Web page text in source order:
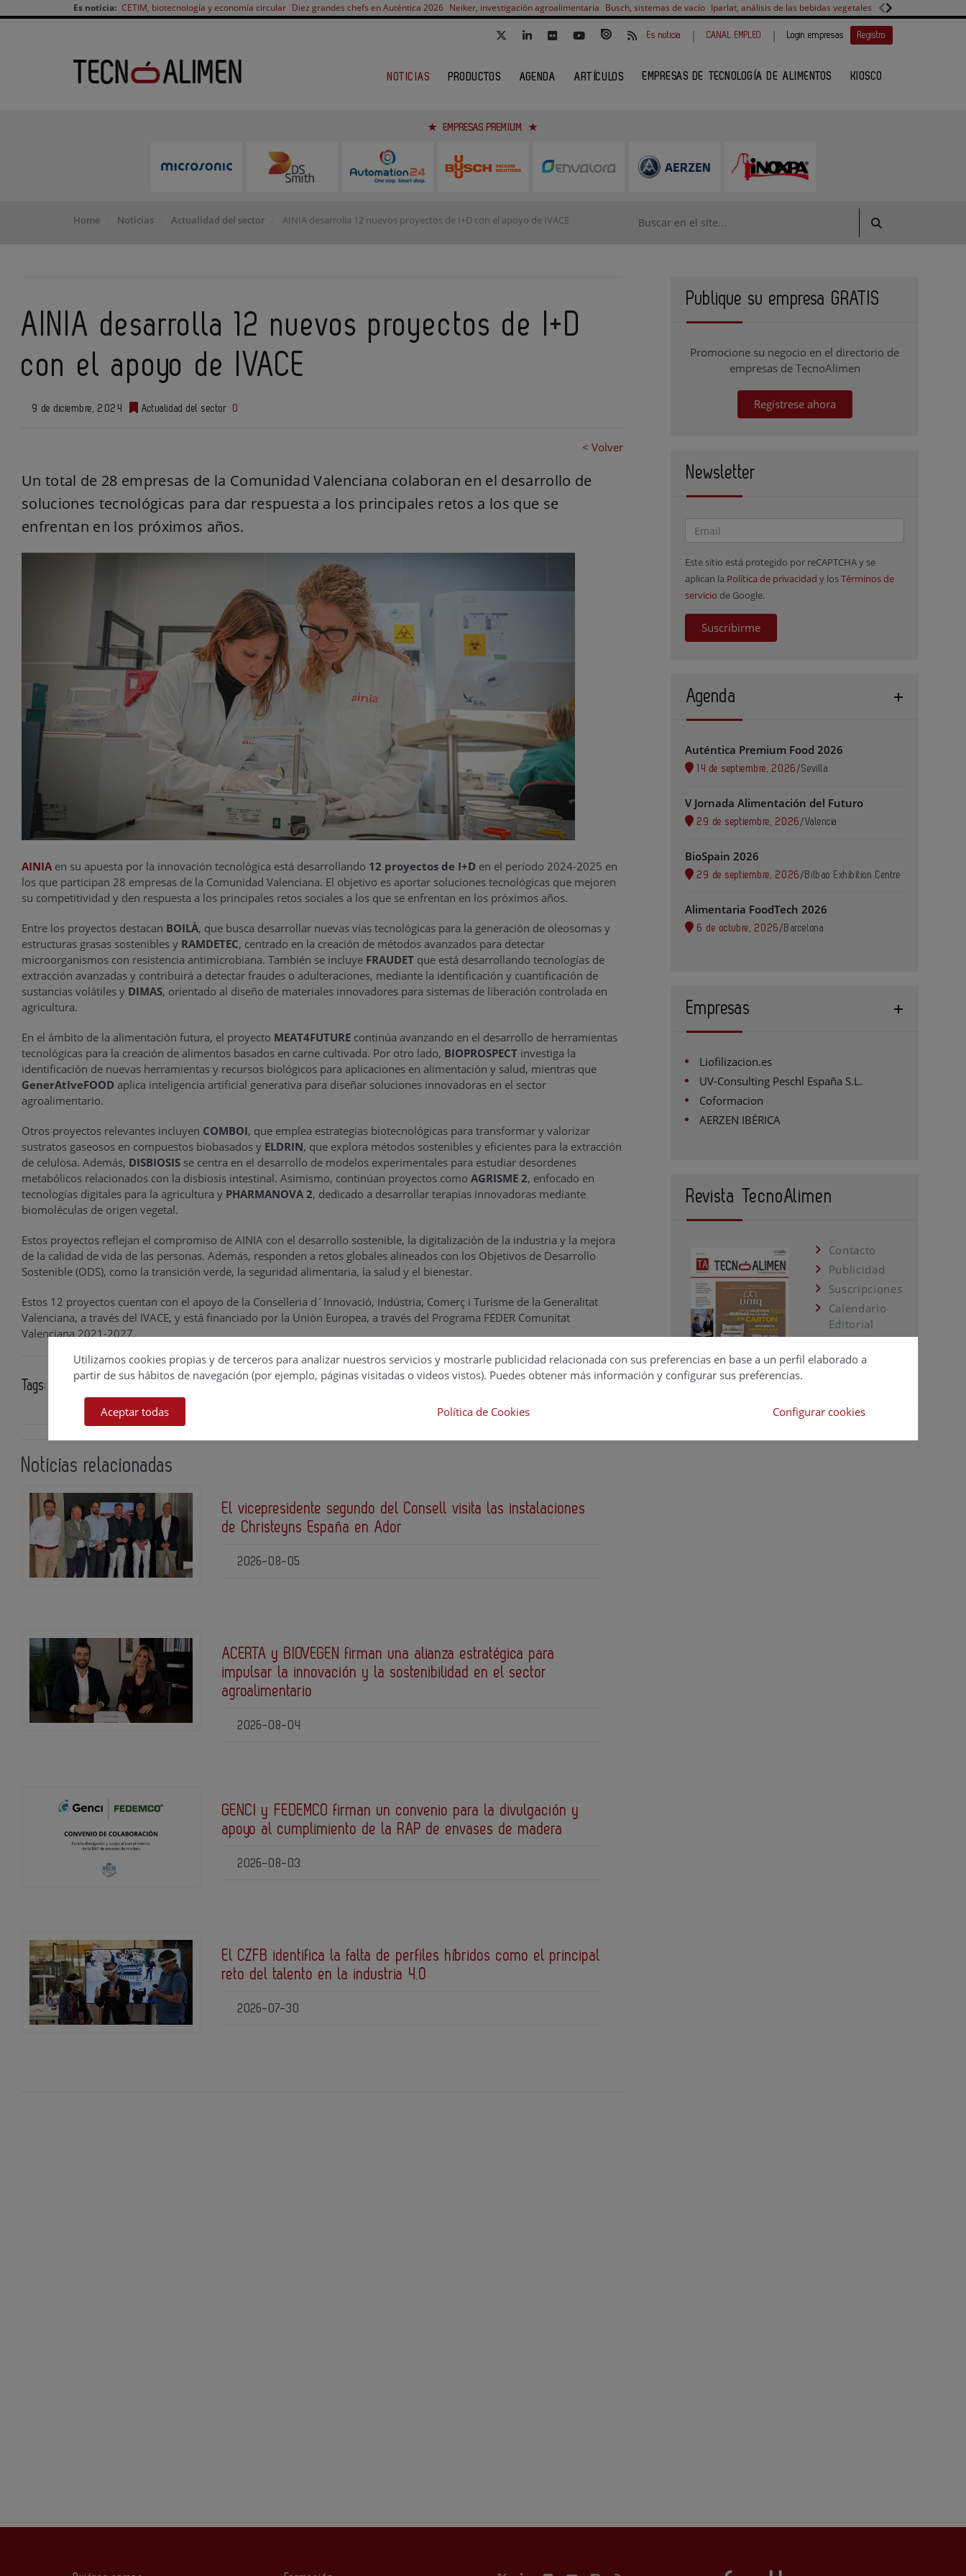
Es noticia: CETIM, biotecnología y economía circular Diez grandes chefs en Auténtica 2026 Neiker, investigación agroalimentaria Busch, sistemas de vacío Iparlat, análisis de las bebidas vegetales FANUC, colaboración
Es noticia | CANAL EMPLEO | Login empresas Registro
NOTICIAS PRODUCTOS AGENDA ARTÍCULOS EMPRESAS DE TECNOLOGÍA DE ALIMENTOS KIOSCO
EMPRESAS PREMIUM
Home Noticias Actualidad del sector AINIA desarrolla 12 nuevos proyectos de I+D con el apoyo de IVACE
AINIA desarrolla 12 nuevos proyectos de I+D
con el apoyo de IVACE
9 de diciembre, 2024 Actualidad del sector 0
< Volver
Un total de 28 empresas de la Comunidad Valenciana colaboran en el desarrollo de
soluciones tecnológicas para dar respuesta a los principales retos a los que se
enfrentan en los próximos años.
AINIA en su apuesta por la innovación tecnológica está desarrollando 12 proyectos de I+D en el período 2024-2025 en
los que participan 28 empresas de la Comunidad Valenciana. El objetivo es aportar soluciones tecnológicas que mejoren
su competitividad y den respuesta a los principales retos sociales a los que se enfrentan en los próximos años.
Entre los proyectos destacan BOILÀ, que busca desarrollar nuevas vías tecnológicas para la generación de oleosomas y
estructuras grasas sostenibles y RAMDETEC, centrado en la creación de métodos avanzados para detectar
microorganismos con resistencia antimicrobiana. También se incluye FRAUDET que está desarrollando tecnologías de
extracción avanzadas y contribuirá a detectar fraudes o adulteraciones, mediante la identificación y cuantificación de
sustancias volátiles y DIMAS, orientado al diseño de materiales innovadores para sistemas de liberación controlada en
agricultura.
En el ámbito de la alimentación futura, el proyecto MEAT4FUTURE continúa avanzando en el desarrollo de herramientas
tecnológicas para la creación de alimentos basados en carne cultivada. Por otro lado, BIOPROSPECT investiga la
identificación de nuevas herramientas y recursos biológicos para aplicaciones en alimentación y salud, mientras que
GenerAtIveFOOD aplica inteligencia artificial generativa para diseñar soluciones innovadoras en el sector
agroalimentario.
Otros proyectos relevantes incluyen COMBOI, que emplea estrategias biotecnológicas para transformar y valorizar
sustratos gaseosos en compuestos biobasados y ELDRIN, que explora métodos sostenibles y eficientes para la extracción
de celulosa. Además, DISBIOSIS se centra en el desarrollo de modelos experimentales para estudiar desordenes
metabólicos relacionados con la disbiosis intestinal. Asimismo, continúan proyectos como AGRISME 2, enfocado en
tecnologías digitales para la agricultura y PHARMANOVA 2, dedicado a desarrollar terapias innovadoras mediante
biomoléculas de origen vegetal.
Estos proyectos reflejan el compromiso de AINIA con el desarrollo sostenible, la digitalización de la industria y la mejora
de la calidad de vida de las personas. Además, responden a retos globales alineados con los Objetivos de Desarrollo
Sostenible (ODS), como la transición verde, la seguridad alimentaria, la salud y el bienestar.
Estos 12 proyectos cuentan con el apoyo de la Conselleria d´Innovació, Indústria, Comerç i Turisme de la Generalitat
Valenciana, a través del IVACE, y está financiado por la Unión Europea, a través del Programa FEDER Comunitat
Valenciana 2021-2027.
Tags:
Noticias relacionadas
El vicepresidente segundo del Consell visita las instalaciones
de Christeyns España en Ador
2026-08-05
ACERTA y BIOVEGEN firman una alianza estratégica para
impulsar la innovación y la sostenibilidad en el sector
agroalimentario
2026-08-04
GENCI y FEDEMCO firman un convenio para la divulgación y
apoyo al cumplimiento de la RAP de envases de madera
2026-08-03
El CZFB identifica la falta de perfiles híbridos como el principal
reto del talento en la industria 4.0
2026-07-30
Publique su empresa GRATIS
Promocione su negocio en el directorio de
empresas de TecnoAlimen
Regístrese ahora
Newsletter
Este sitio está protegido por reCAPTCHA y se
aplican la Política de privacidad y losTérminos de
servicio de Google.
Suscribirme
Agenda
Auténtica Premium Food 2026
14 de septiembre, 2026 /Sevilla
V Jornada Alimentación del Futuro
29 de septiembre, 2026 /Valencia
BioSpain 2026
29 de septiembre, 2026 / Bilbao Exhibition Centre
Alimentaria FoodTech 2026
6 de octubre, 2026 / Barcelona
Empresas
Liofilizacion.es
UV-Consulting Peschl España S.L.
Coformacion
AERZEN IBÉRICA
Revista TecnoAlimen
Contacto
Publicidad
Suscripciones
Calendario
Editorial
revistas
Utilizamos cookies propias y de terceros para analizar nuestros servicios y mostrarle publicidad relacionada con sus preferencias en base a un perfil elaborado a
partir de sus hábitos de navegación (por ejemplo, páginas visitadas o videos vistos). Puedes obtener más información y configurar sus preferencias.
Aceptar todas Política de Cookies Configurar cookies